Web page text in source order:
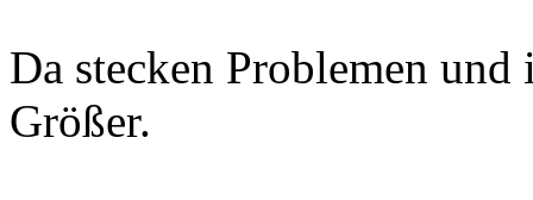
Da stecken Problemen
Größer.